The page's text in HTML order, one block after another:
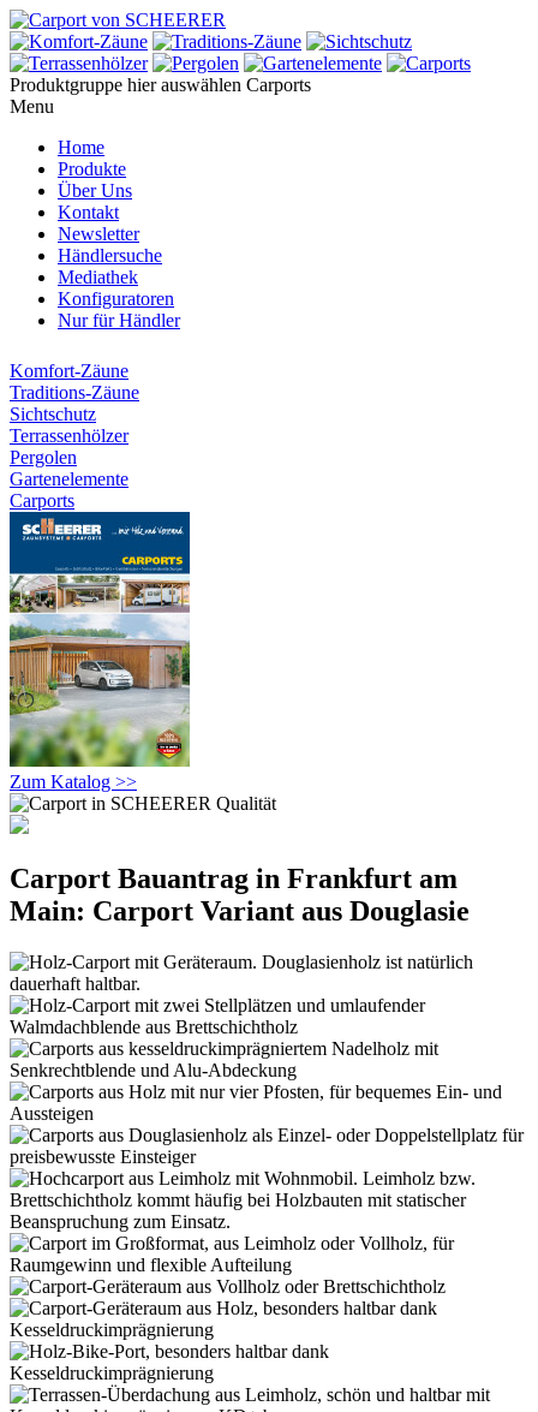
Produktgruppe hier auswählen Carports
Menu
Home
Produkte
Über Uns
Kontakt
Newsletter
Händlersuche
Mediathek
Konfiguratoren
Nur für Händler
Komfort-Zäune
Traditions-Zäune
Sichtschutz
Terrassenhölzer
Pergolen
Gartenelemente
Carports
Zum Katalog >>
Carport Bauantrag in Frankfurt am
Main: Carport Variant aus Douglasie